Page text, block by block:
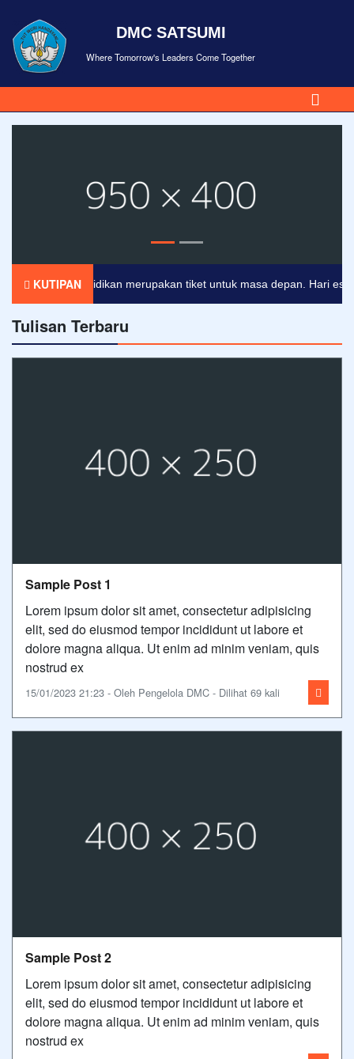
DMC SATSUMI
Where Tomorrow's Leaders Come Together
KUTIPAN
Pendidikan merupakan tiket untuk masa depan. Hari esok
Tulisan Terbaru
Sample Post 1
Lorem ipsum dolor sit amet, consectetur adipisicing
elit, sed do eiusmod tempor incididunt ut labore et
dolore magna aliqua. Ut enim ad minim veniam, quis
nostrud ex
15/01/2023 21:23 - Oleh Pengelola DMC - Dilihat 69 kali
Sample Post 2
Lorem ipsum dolor sit amet, consectetur adipisicing
elit, sed do eiusmod tempor incididunt ut labore et
dolore magna aliqua. Ut enim ad minim veniam, quis
nostrud ex